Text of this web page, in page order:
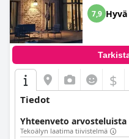
luomaan nautinnollisen ja
kokemuksen useimmille
valinnan rauhalliseen
7,9 Hyvä
$
Tiedot
Yhteenveto arvosteluista
Tekoälyn laatima tiivistelmä